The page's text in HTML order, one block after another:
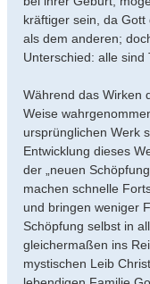
kräftiger sein, da
als dem anderen;
Unterschied: alle sind
Während das Wirken
Weise
ursprünglichen Werk
Entwicklung dieses
der „neuen
machen schnelle
und bringen weniger
Schöpfung selbst in
gleichermaßen ins
mystischen Leib